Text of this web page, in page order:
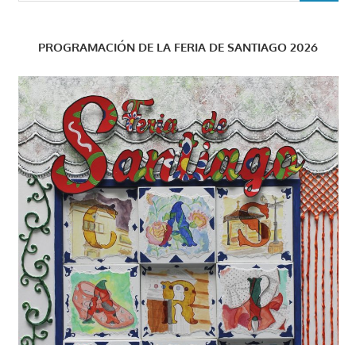
PROGRAMACIÓN DE LA FERIA DE SANTIAGO 2026